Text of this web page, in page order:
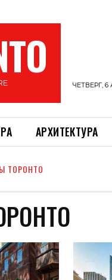
ЧЕТВЕРГ, 6
АРХИТЕКТУРА
ТОРОНТО